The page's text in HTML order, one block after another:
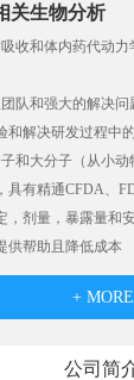
关生物分析
收和体内药代动
队和强大的解决
和解决研发过程中
和大分子（从小
具有精通CFDA、
，剂量，暴露量和
供帮助且降低成本
+ MORE
公司简